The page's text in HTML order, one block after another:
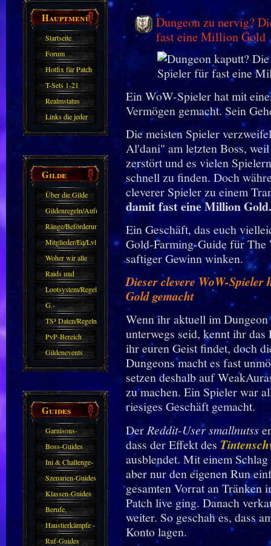
Hauptmenü
Startseite
Forum
Hotfix für Patch
11.X
T-Sets 1-21
Realmstatus
Links die jeder
kennen sollte?!
Gilde
Über die Gilde
(DAW)
Gildenregeln/Aufnahme
Ränge/Beförderungen
Mitglieder/Eq/Lvl
Woher wir alle
kommen.
Raids und
Zubehör
Lootsystem/Regeln
G.-
Sparkasse/Goldleihen
TS³ Daten/Regeln
PvP-Bereich
Gildenevents
Guides
Garnisons-
Guides
Boss-Guides
Ini & Challenge-
Guides
Szenarien-Guides
Klassen-Guides
Berufe,
Farmkarten und
Haustiere
Haustierkämpfe -
Guide
Ruf-Guides
Dungeon zu nervig?
fast eine Million Gold
Ein WoW-Spieler hat mit
Vermögen gemacht. Sein
Die meisten Spieler
Al'dani" am letzten Boss,
zerstört und es vielen
schnell zu finden. Doch
cleverer Spieler zu einem
damit fast eine Million Gold.
Ein Geschäft, das euch
Gold-Farming-Guide für The
saftiger Gewinn winken.
Dieser clevere WoW-Spieler
Gold gemacht
Wenn ihr aktuell im Dungeon
unterwegs seid, kennt ihr
ihr euren Geist findet, doch
Dungeons macht es fast
setzen deshalb auf
zu machen. Ein Spieler war
riesiges Geschäft gemacht.
Der Reddit-User smallnutss
dass der Effekt des
ausblendet. Mit einem
aber nur den eigenen Run
gesamten Vorrat an Tränken
Patch live ging. Danach
weiter. So geschah es, dass
Konto lagen.